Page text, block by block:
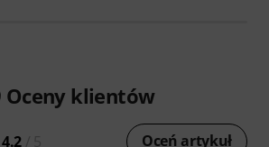
Oceny klientów
4.2 Oceń artykuł